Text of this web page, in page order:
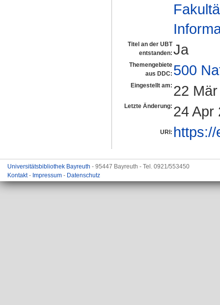
Titel an der UBT
entstanden: Ja
Themengebiete
aus DDC: 500
Eingestellt am: 22
Letzte Änderung: 24 Apr
URI:
Universitätsbibliothek Bayreuth - 95447 Bayreuth - Tel. 0921/553450
Kontakt- Impressum - Datenschutz